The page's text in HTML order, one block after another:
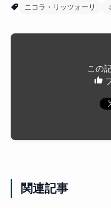
ニコラ・リッツォーリ
この
関連記事